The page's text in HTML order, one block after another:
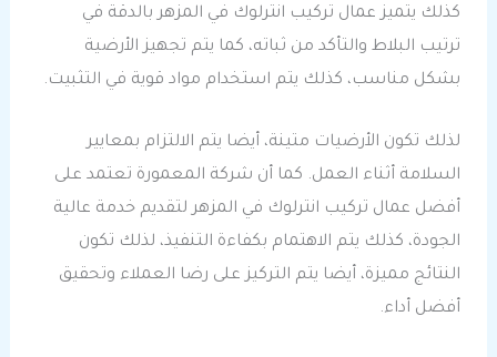
كذلك يتميز عمال تركيب انترلوك في المزهر بالدقة في
ترتيب البلاط والتأكد من ثباته، كما يتم تجهيز الأرضية
بشكل مناسب، كذلك يتم استخدام مواد قوية في التثبيت.
لذلك تكون الأرضيات متينة، أيضا يتم الالتزام بمعايير
السلامة أثناء العمل. كما أن شركة المعمورة تعتمد على
أفضل عمال تركيب انترلوك في المزهر لتقديم خدمة عالية
الجودة، كذلك يتم الاهتمام بكفاءة التنفيذ، لذلك تكون
النتائج مميزة، أيضا يتم التركيز على رضا العملاء وتحقيق
أفضل أداء.